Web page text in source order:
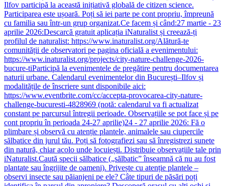
Ilfov participă la această inițiativă globală de citizen science.
Participarea este ușoară. Poți să iei parte pe cont propriu, împreună
cu familia sau într-un grup organizat.Ce facem și când:27 martie - 23
aprilie 2026:Descarcă gratuit aplicația iNaturalist și creează-ți
profilul de naturalist: https://www.inaturalist.org/Alătură-te
comunității de observatori pe pagina oficială a evenimentului:
https://www.inaturalist.org/projects/city-nature-challenge-2026-
bucure-tiParticipă la evenimentele de pregătire pentru documentarea
naturii urbane. Calendarul evenimentelor din București–Ilfov și
modalitățile de înscriere sunt disponibile aici:
https://www.eventbrite.com/cc/accepta-provocarea-city-nature-
challenge-bucuresti-4828969 (notă: calendarul va fi actualizat
constant pe parcursul întregii perioade. Observațiile se pot face și pe
cont propriu în perioada 24-27 aprilie)24 - 27 aprilie 2026: Fă o
plimbare și observă cu atenție plantele, animalele sau ciupercile
sălbatice din jurul tău. Poți să fotografiezi sau să înregistrezi sunete
din natură, chiar acolo unde locuiești. Distribuie observațiile tale prin
iNaturalist.Caută specii sălbatice („sălbatic” înseamnă că nu au fost
plantate sau îngrijite de oameni). Privește cu atenție plantele –
observi insecte sau păianjeni pe ele? Câte tipuri de păsări poți